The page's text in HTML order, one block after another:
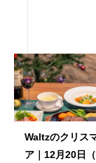
Waltzのクリス
ア｜12月20日